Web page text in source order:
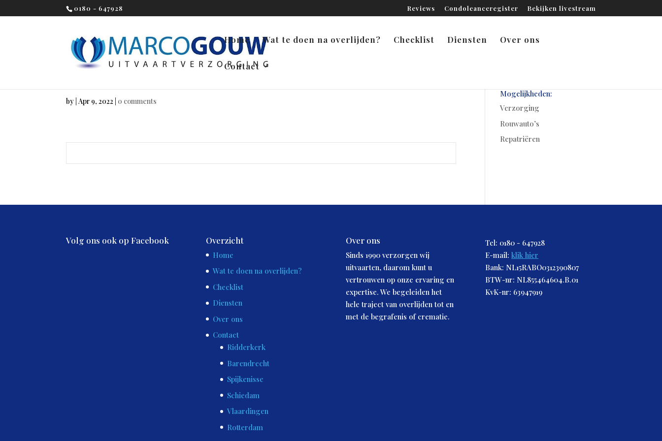
0180 - 647928 Reviews Condoleanceregister Bekijken livestream
Home Wat te doen na overlijden? Checklist Diensten Over ons
Contact
by |Apr 9, 2022 0 comments
Mogelijkheden:
Verzorging
Rouwauto’s
Repatriëren
Volg ons ook op Facebook Overzicht
Home
Wat te doen na overlijden?
Checklist
Diensten
Over ons
Contact
Ridderkerk
Barendrecht
Spijkenisse
Schiedam
Vlaardingen
Rotterdam
Over ons
Sinds 1990 verzorgen wij
uitvaarten, daarom kunt u
vertrouwen op onze ervaring en
expertise. We begeleiden het
hele traject van overlijden tot en
met de begrafenis of crematie.
Tel: 0180 - 647928
E-mail:klik hier
Bank: NL15RABO0312390807
BTW-nr: NL855464604.B.01
KvK-nr: 63947919